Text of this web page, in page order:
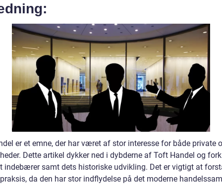
er et emne, der har været af stor interesse for både private
Dette artikel dykker ned i dybderne af Toft Handel og
indebærer samt dets historiske udvikling. Det er vigtigt at
da den har stor indflydelse på det moderne